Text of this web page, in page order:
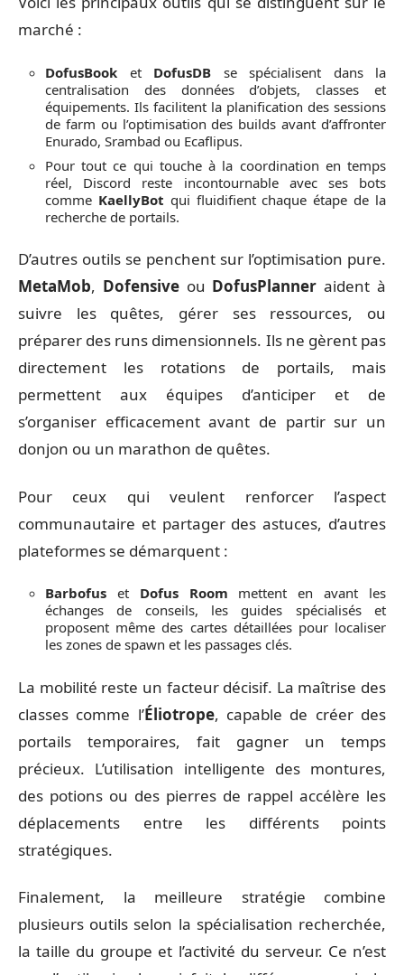
marché :
DofusBook et DofusDB se spécialisent dans la
centralisation des données d’objets, classes et
équipements. Ils facilitent la planification des sessions
de farm ou l’optimisation des builds avant d’affronter
Enurado, Srambad ou Ecaflipus.
Pour tout ce qui touche à la coordination en temps
réel, Discord reste incontournable avec ses bots
comme KaellyBot qui fluidifient chaque étape de la
recherche de portails.
D’autres outils se penchent sur l’optimisation pure.
MetaMob, Dofensiveou DofusPlanner aident à
suivre les quêtes, gérer ses ressources, ou
préparer des runs dimensionnels. Ils ne gèrent pas
directement les rotations de portails, mais
permettent aux équipes d’anticiper et de
s’organiser efficacement avant de partir sur un
donjon ou un marathon de quêtes.
Pour ceux qui veulent renforcer l’aspect
communautaire et partager des astuces, d’autres
plateformes se démarquent :
Barbofus et Dofus Room mettent en avant les
échanges de conseils, les guides spécialisés et
proposent même des cartes détaillées pour localiser
les zones de spawn et les passages clés.
La mobilité reste un facteur décisif. La maîtrise des
classes comme l’Éliotrope, capable de créer des
portails temporaires, fait gagner un temps
précieux. L’utilisation intelligente des montures,
des potions ou des pierres de rappel accélère les
déplacements entre les différents points
stratégiques.
Finalement, la meilleure stratégie combine
plusieurs outils selon la spécialisation recherchée,
la taille du groupe et l’activité du serveur. Ce n’est